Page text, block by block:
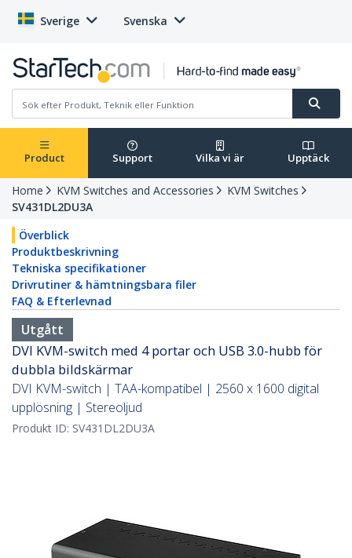
Sverige Svenska
Product Support Vilka vi är Upptäck
Home KVM Switches and Accessories
KVM Switches
SV431DL2DU3A
Överblick
Produktbeskrivning
Tekniska specifikationer
Drivrutiner & hämtningsbara filer
FAQ & Efterlevnad
Utgått
DVI KVM-switch med 4 portar och USB 3.0-hubb för
dubbla bildskärmar
DVI KVM-switch | TAA-kompatibel | 2560 x 1600 digital
upplösning | Stereoljud
Produkt ID: SV431DL2DU3A